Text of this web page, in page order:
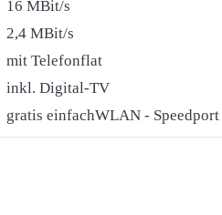
16 MBit/s
2,4 MBit/s
mit Telefonflat
inkl. Digital-TV
gratis einfachWLAN -